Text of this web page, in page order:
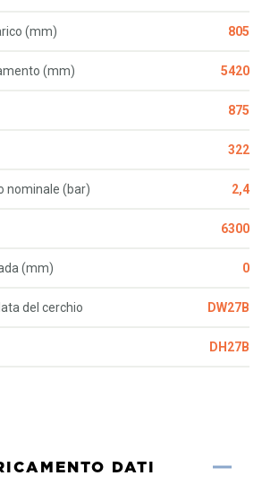
(mm) 805
(mm) 5420
875
322
nominale (bar) 2,4
6300
(mm) 0
del cerchio DW27B
DH27B
DATI